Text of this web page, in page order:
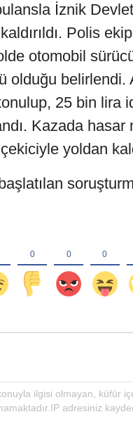
İznik Devlet
Polis
otomobil
olduğu belirlendi.
25 bin lira
Kazada hasar
yoldan